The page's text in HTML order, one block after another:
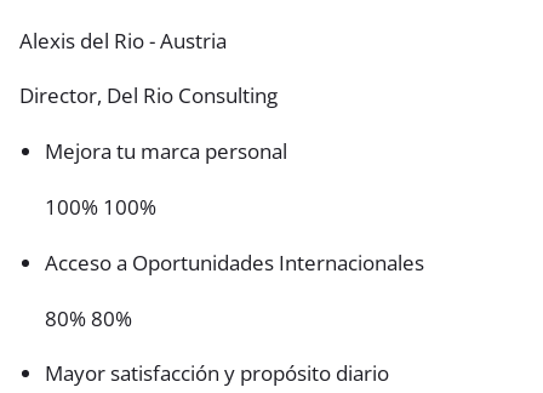
Alexis del Rio - Austria
Director, Del Rio Consulting
Mejora tu marca personal
100% 100%
Acceso a Oportunidades Internacionales
80% 80%
Mayor satisfacción y propósito diario